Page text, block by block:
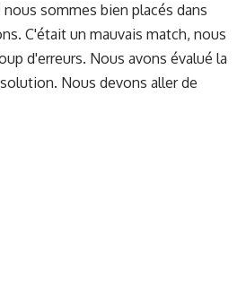
sommes bien placés dans
C'était un mauvais match, nous
d'erreurs. Nous avons évalué la
Nous devons aller de